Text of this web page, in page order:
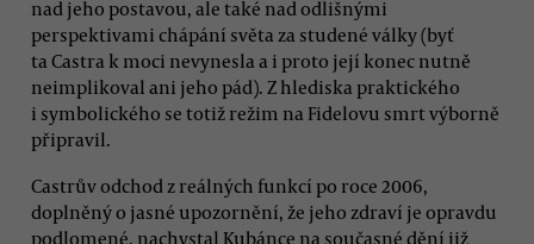
nad jeho postavou, ale také nad odlišnými
perspektivami chápání světa za studené války (byť
ta Castra k moci nevynesla a i proto její konec nutně
neimplikoval ani jeho pád). Z hlediska praktického
i symbolického se totiž režim na Fidelovu smrt výborně
připravil.
Castrův odchod z reálných funkcí po roce 2006,
doplněný o jasné upozornění, že jeho zdraví je opravdu
podlomené, nachystal Kubánce na současné dění již